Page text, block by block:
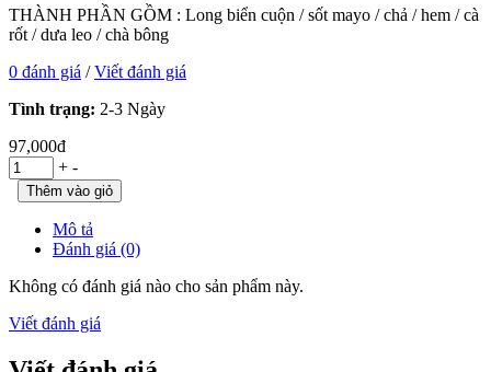
THÀNH PHẦN GỒM : Long biển cuộn / sốt mayo / chả / hem / cà
rốt / dưa leo / chà bông
0 đánh giá /Viết đánh giá
Tình trạng: 2-3 Ngày
97,000đ
+ -
Mô tả
Đánh giá (0)
Không có đánh giá nào cho sản phẩm này.
Viết đánh giá